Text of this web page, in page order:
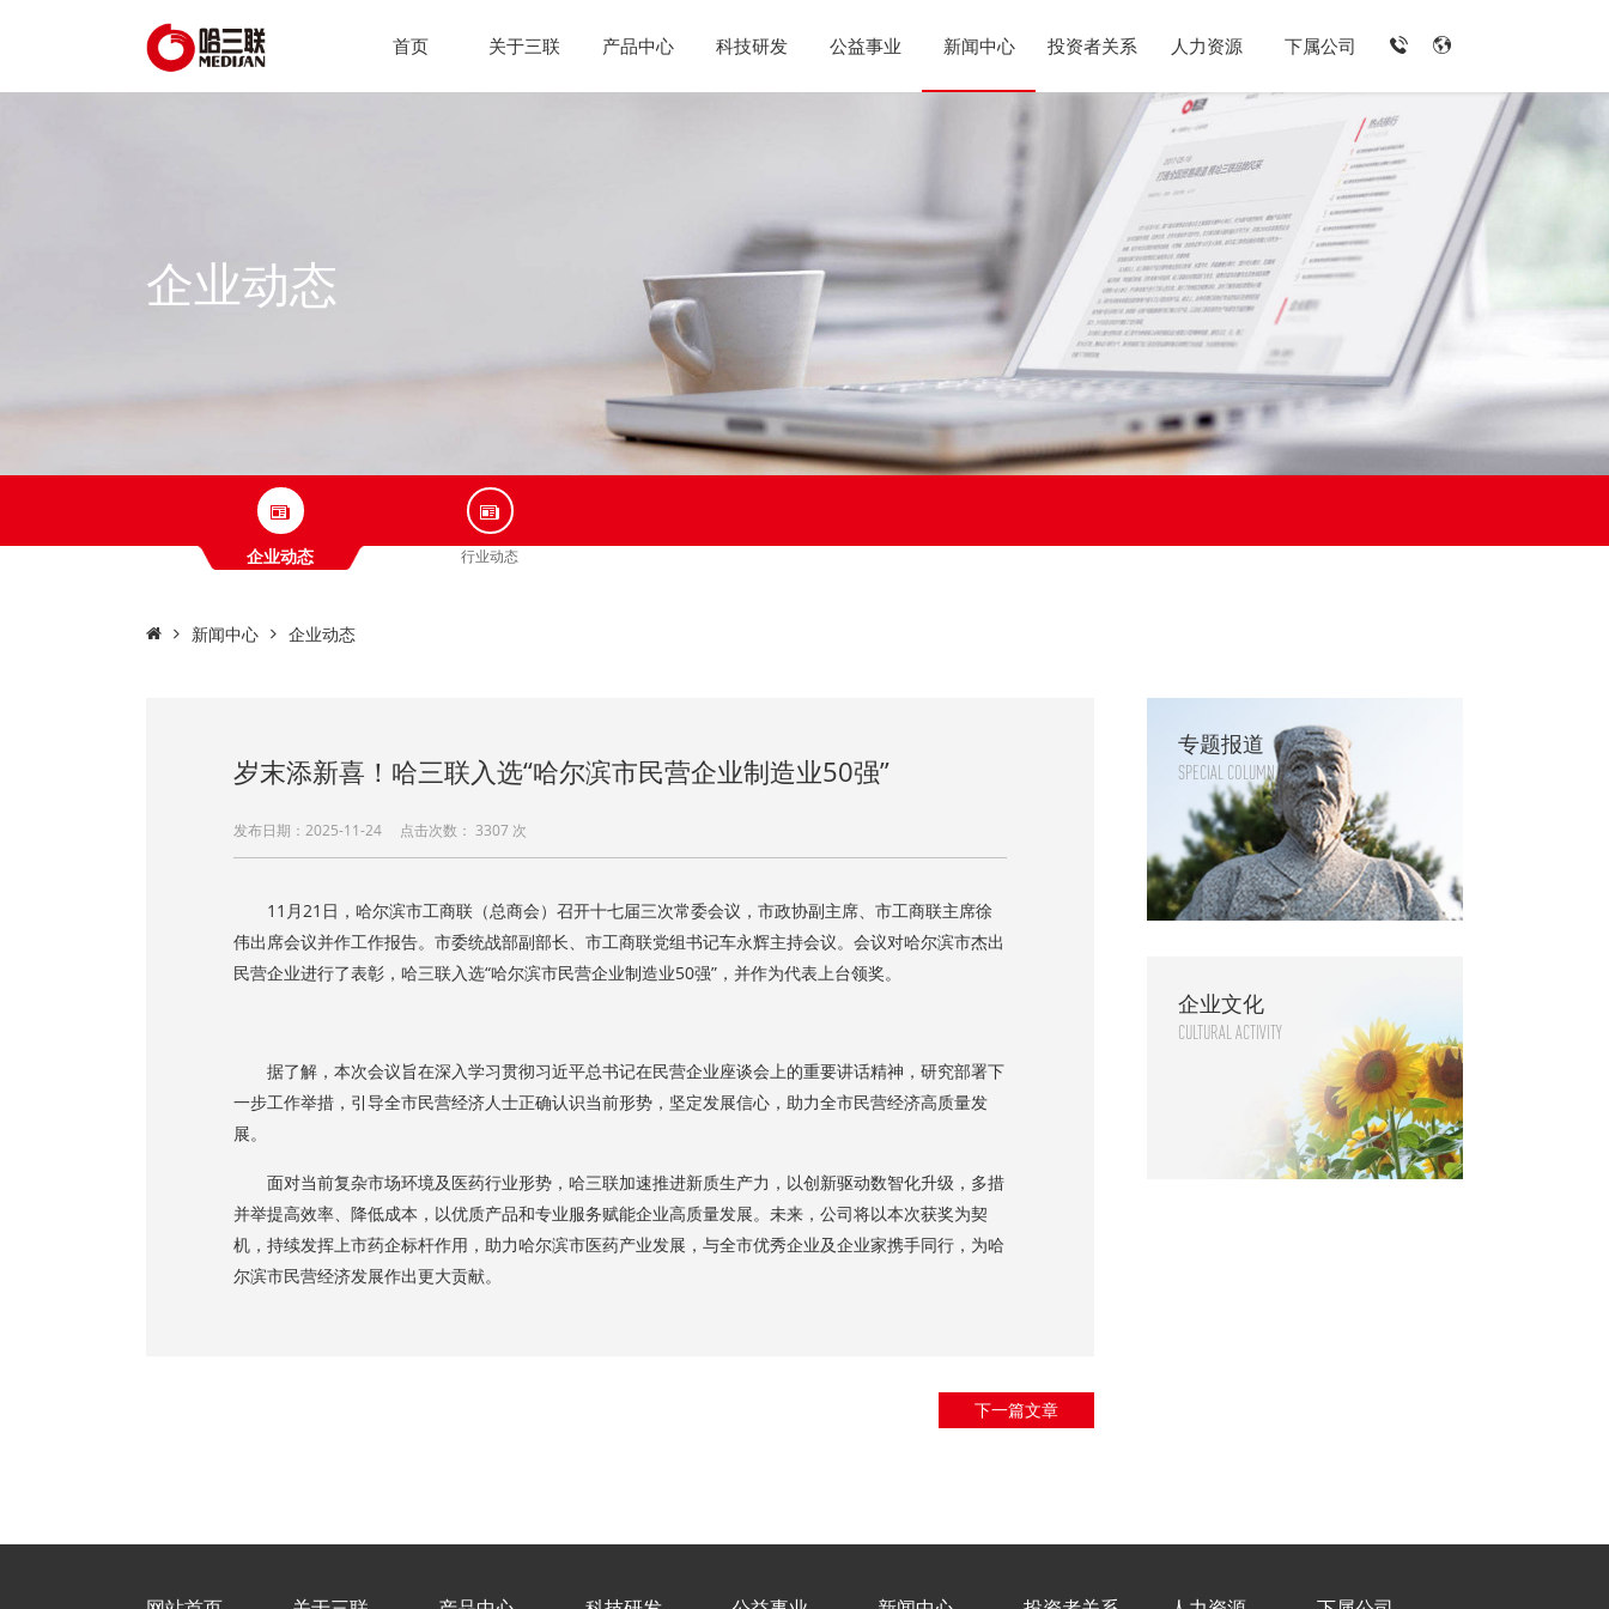
首页 关于三联 产品中心 科技研发 公益事业 新闻中心 投资者关系 人力资源 下属公司
企业动态
企业动态 行业动态
新闻中心 企业动态
岁末添新喜！哈三联入选“哈尔滨市民营企业制造业50强”
发布日期：2025-11-24 点击次数： 3307 次
11月21日，哈尔滨市工商联（总商会）召开十七届三次常委会议，市政协副主席、市工商联主席徐
伟出席会议并作工作报告。市委统战部副部长、市工商联党组书记车永辉主持会议。会议对哈尔滨市杰出
民营企业进行了表彰，哈三联入选“哈尔滨市民营企业制造业50强”，并作为代表上台领奖。
据了解，本次会议旨在深入学习贯彻习近平总书记在民营企业座谈会上的重要讲话精神，研究部署下
一步工作举措，引导全市民营经济人士正确认识当前形势，坚定发展信心，助力全市民营经济高质量发
展。
面对当前复杂市场环境及医药行业形势，哈三联加速推进新质生产力，以创新驱动数智化升级，多措
并举提高效率、降低成本，以优质产品和专业服务赋能企业高质量发展。未来，公司将以本次获奖为契
机，持续发挥上市药企标杆作用，助力哈尔滨市医药产业发展，与全市优秀企业及企业家携手同行，为哈
尔滨市民营经济发展作出更大贡献。
专题报道
SPECIAL COLUMN
企业文化
CULTURAL ACTIVITY
下一篇文章